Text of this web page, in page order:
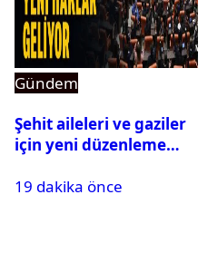
Gündem
Şehit aileleri ve gaziler
için yeni düzenleme
19 dakika önce